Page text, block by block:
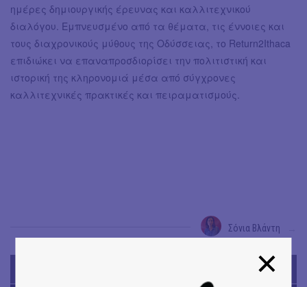
ημέρες δημιουργικής έρευνας και καλλιτεχνικού
διαλόγου. Εμπνευσμένο από τα θέματα, τις έννοιες και
τους διαχρονικούς μύθους της Οδύσσειας, το Return2Ithaca
επιδιώκει να επαναπροσδιορίσει την πολιτιστική και
ιστορική της κληρονομιά μέσα από σύγχρονες
καλλιτεχνικές πρακτικές και πειραματισμούς.
Σόνια Βλάντη